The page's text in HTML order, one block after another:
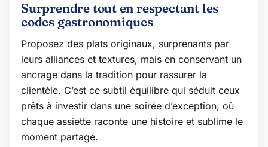
Surprendre tout en respectant les
codes gastronomiques
Proposez des plats originaux, surprenants par
leurs alliances et textures, mais en conservant un
ancrage dans la tradition pour rassurer la
clientèle. C’est ce subtil équilibre qui séduit ceux
prêts à investir dans une soirée d’exception, où
chaque assiette raconte une histoire et sublime le
moment partagé.